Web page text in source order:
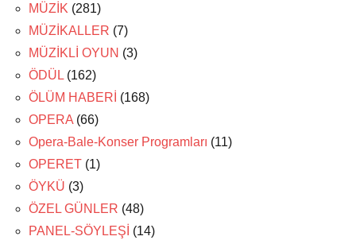
MÜZİK (281)
MÜZİKALLER (7)
MÜZİKLİ OYUN (3)
ÖDÜL (162)
ÖLÜM HABERİ (168)
OPERA (66)
Opera-Bale-Konser Programları (11)
OPERET (1)
ÖYKÜ (3)
ÖZEL GÜNLER (48)
PANEL-SÖYLEŞİ (14)